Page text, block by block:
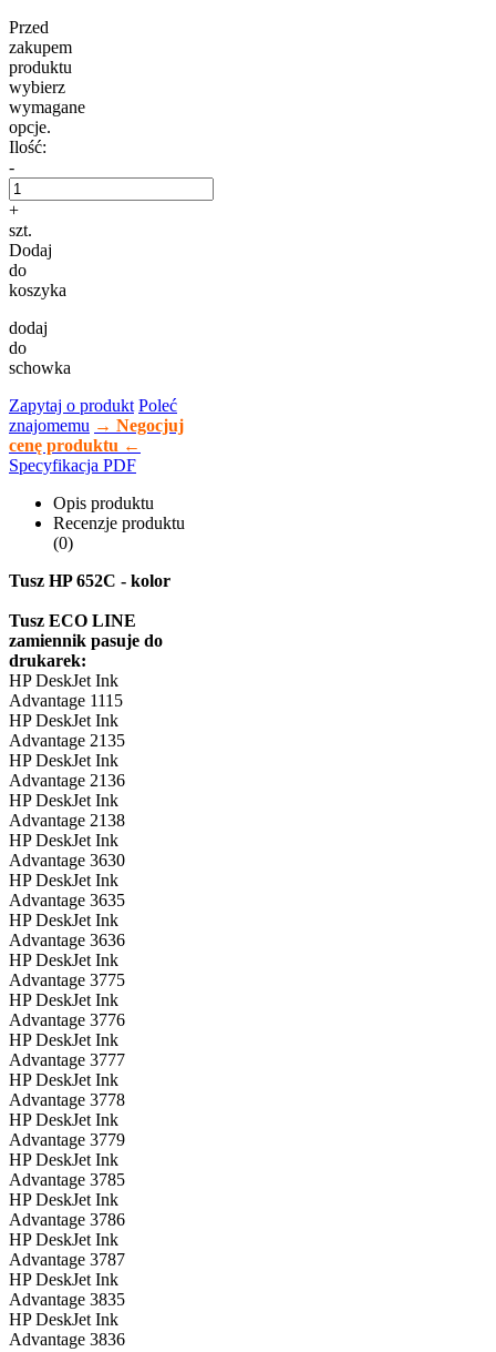
Przed
zakupem
produktu
wybierz
wymagane
opcje.
Ilość:
-
+
szt.
Dodaj
do
koszyka
dodaj
do
schowka
Zapytaj o produkt Poleć
znajomemu → Negocjuj
cenę produktu ←
Specyfikacja PDF
Opis produktu
Recenzje produktu
(0)
Tusz HP 652C - kolor
Tusz ECO LINE
zamiennik pasuje do
drukarek:
HP DeskJet Ink
Advantage 1115
HP DeskJet Ink
Advantage 2135
HP DeskJet Ink
Advantage 2136
HP DeskJet Ink
Advantage 2138
HP DeskJet Ink
Advantage 3630
HP DeskJet Ink
Advantage 3635
HP DeskJet Ink
Advantage 3636
HP DeskJet Ink
Advantage 3775
HP DeskJet Ink
Advantage 3776
HP DeskJet Ink
Advantage 3777
HP DeskJet Ink
Advantage 3778
HP DeskJet Ink
Advantage 3779
HP DeskJet Ink
Advantage 3785
HP DeskJet Ink
Advantage 3786
HP DeskJet Ink
Advantage 3787
HP DeskJet Ink
Advantage 3835
HP DeskJet Ink
Advantage 3836